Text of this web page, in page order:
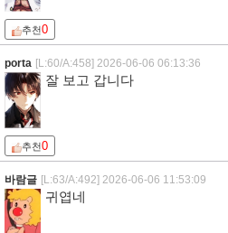
추천0
porta [L:60/A:458] 2026-06-06 06:13:36
잘 보고 갑니다
추천0
바람글 [L:63/A:492] 2026-06-06 11:53:09
귀엽네